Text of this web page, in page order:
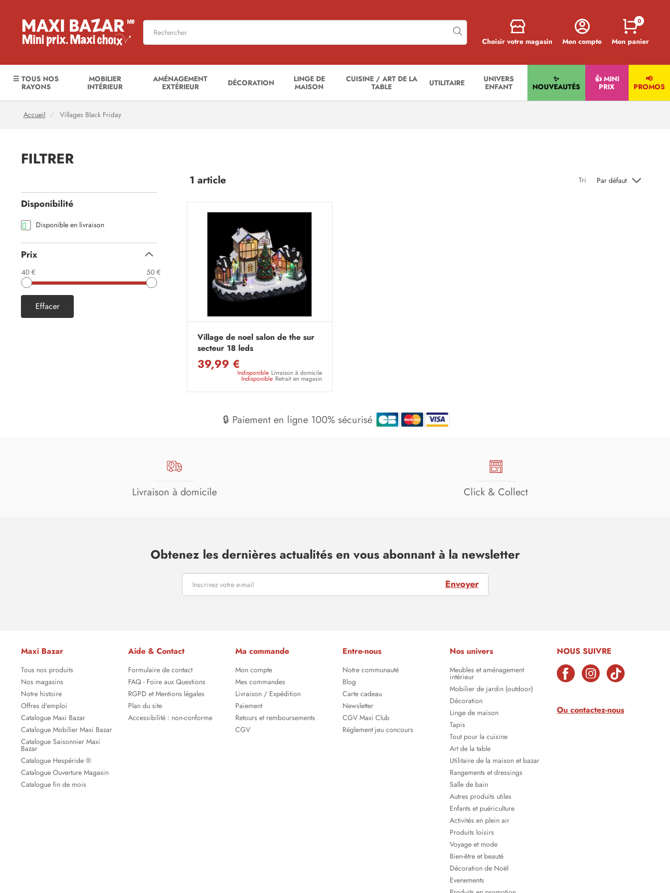
Choisir votre magasin Mon compte Mon panier
0
☰ TOUS NOS
RAYONS
MOBILIER
INTÉRIEUR
AMÉNAGEMENT
EXTÉRIEUR
DÉCORATION
LINGE DE
MAISON
CUISINE / ART DE LA
TABLE
UTILITAIRE
UNIVERS
ENFANT
✨
NOUVEAUTÉS
👍 MINI
PRIX
📢
PROMOS
Accueil Villages Black Friday
FILTRER
Disponibilité
Disponible en livraison
Prix Replier
40 € 50 €
Effacer
Tri Par défaut
Village de noel salon de the sur
secteur 18 leds
39,99 €
Indisponible Livraison à domicile
Indisponible Retrait en magasin
1 article
🔒 Paiement en ligne 100% sécurisé
Livraison à domicile Click & Collect
Obtenez les dernières actualités en vous abonnant à la newsletter
Envoyer
Maxi Bazar
Tous nos produits
Nos magasins
Notre histoire
Offres d'emploi
Catalogue Maxi Bazar
Catalogue Mobilier Maxi Bazar
Catalogue Saisonnier Maxi
Bazar
Catalogue Hespéride ®
Catalogue Ouverture Magasin
Catalogue fin de mois
Aide & Contact
Formulaire de contact
FAQ - Foire aux Questions
RGPD et Mentions légales
Plan du site
Accessibilité : non-conforme
Ma commande
Mon compte
Mes commandes
Livraison / Expédition
Paiement
Retours et remboursements
CGV
Entre-nous
Notre communauté
Blog
Carte cadeau
Newsletter
CGV Maxi Club
Réglement jeu concours
Nos univers
Meubles et aménagement
intérieur
Mobilier de jardin (outdoor)
Décoration
Linge de maison
Tapis
Tout pour la cuisine
Art de la table
Utilitaire de la maison et bazar
Rangements et dressings
Salle de bain
Autres produits utiles
Enfants et puériculture
Activités en plein air
Produits loisirs
Voyage et mode
Bien-être et beauté
Décoration de Noël
Evenements
NOUS SUIVRE
Ou contactez-nous